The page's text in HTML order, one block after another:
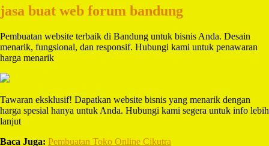
jasa buat web forum bandung
Pembuatan website terbaik di Bandung untuk bisnis Anda. Desain
menarik, fungsional, dan responsif. Hubungi kami untuk penawaran
harga menarik
Tawaran eksklusif! Dapatkan website bisnis yang menarik dengan
harga spesial hanya untuk Anda. Hubungi kami segera untuk info lebih
lanjut
Baca Juga: Pembuatan Toko Online Cikutra